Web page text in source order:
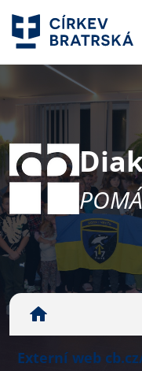
Externí web